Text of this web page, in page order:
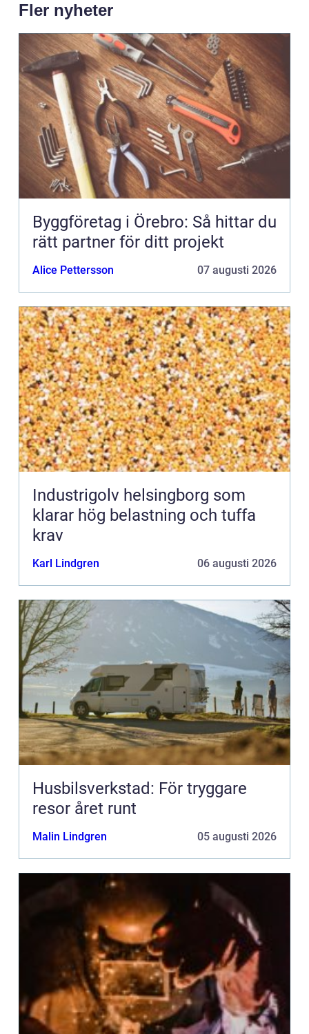
Fler nyheter
Byggföretag i Örebro: Så hittar du
rätt partner för ditt projekt
Alice Pettersson 07 augusti 2026
Industrigolv helsingborg som
klarar hög belastning och tuffa
krav
Karl Lindgren 06 augusti 2026
Husbilsverkstad: För tryggare
resor året runt
Malin Lindgren 05 augusti 2026